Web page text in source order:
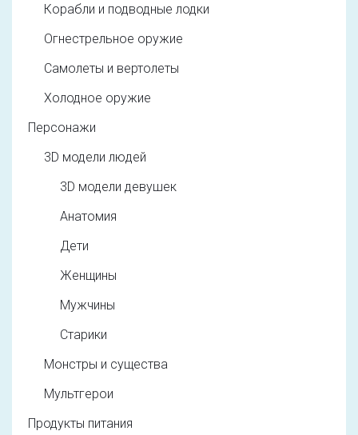
Корабли и подводные лодки
Огнестрельное оружие
Самолеты и вертолеты
Холодное оружие
Персонажи
3D модели людей
3D модели девушек
Анатомия
Дети
Женщины
Мужчины
Старики
Монстры и существа
Мультгерои
Продукты питания